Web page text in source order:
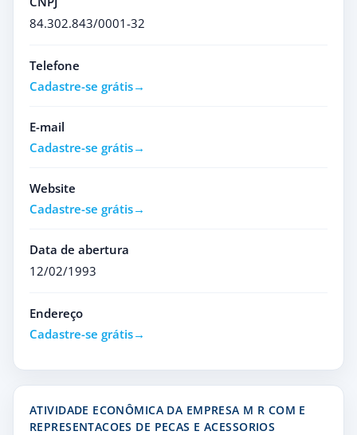
84.302.843/0001-32
Telefone
Cadastre-se grátis
E-mail
Cadastre-se grátis
Website
Cadastre-se grátis
Data de abertura
12/02/1993
Endereço
Cadastre-se grátis
ATIVIDADE ECONÔMICA DA EMPRESA M R COM E
REPRESENTACOES DE PECAS E ACESSORIOS